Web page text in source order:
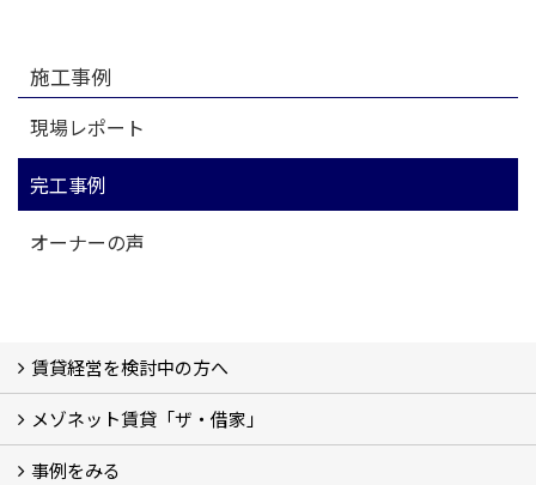
施工事例
現場レポート
完工事例
オーナーの声
賃貸経営を検討中の方へ
私たちの考え方
賃貸経営の成功学
様々な無料サービス
相続税とは
よくあるご質問
メゾネット賃貸「ザ・借家」
ザ・借家について詳しく知る (2)
事例をみる